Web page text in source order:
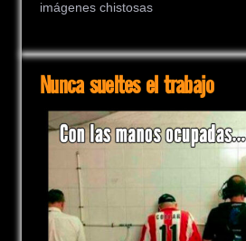
imágenes chistosas
Nunca sueltes el trabajo